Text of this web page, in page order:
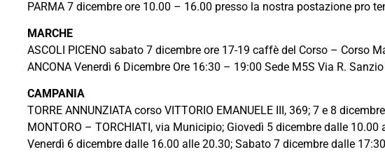
PARMA 7 dicembre ore 10.00 – 16.00 presso la nostra postazione pro
MARCHE
ASCOLI PICENO sabato 7 dicembre ore 17-19 caffè del Corso – Corso
ANCONA Venerdì 6 Dicembre Ore 16:30 – 19:00 Sede M5S Via R.
CAMPANIA
TORRE ANNUNZIATA corso VITTORIO EMANUELE III, 369; 7 e 8
MONTORO – TORCHIATI, via Municipio; Giovedì 5 dicembre dalle
Venerdì 6 dicembre dalle 16.00 alle 20.30; Sabato 7 dicembre dalle